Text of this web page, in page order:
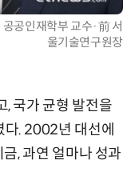
공인재학부 교수·前 서
울기술연구원장
, 국가 균형 발전을
. 2002년 대선에
, 과연 얼마나 성과